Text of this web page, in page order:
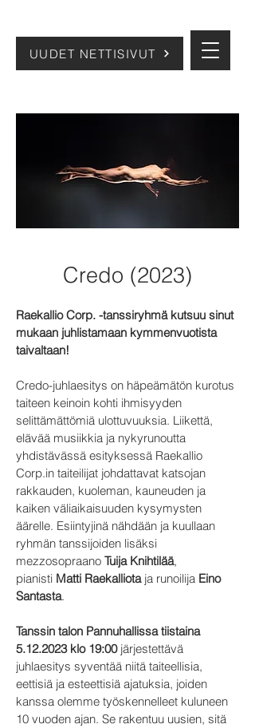
UUDET NETTISIVUT
Credo (2023)
Raekallio Corp. -tanssiryhmä kutsuu sinut
mukaan juhlistamaan kymmenvuotista
taivaltaan!
Credo-juhlaesitys on häpeämätön kurotus
taiteen keinoin kohti ihmisyyden
selittämättömiä ulottuvuuksia. Liikettä,
elävää musiikkia ja nykyrunoutta
yhdistävässä esityksessä Raekallio
Corp.in taiteilijat johdattavat katsojan
rakkauden, kuoleman, kauneuden ja
kaiken väliaikaisuuden kysymysten
äärelle. Esiintyjinä nähdään ja kuullaan
ryhmän tanssijoiden lisäksi
mezzosopraano Tuija Knihtilää,
pianisti Matti Raekalliota ja runoilija Eino
Santasta.
Tanssin talon Pannuhallissa tiistaina
5.12.2023klo 19:00 järjestettävä
juhlaesitys syventää niitä taiteellisia,
eettisiä ja esteettisiä ajatuksia, joiden
kanssa olemme työskennelleet kuluneen
10 vuoden ajan. Se rakentuu uusien, sitä